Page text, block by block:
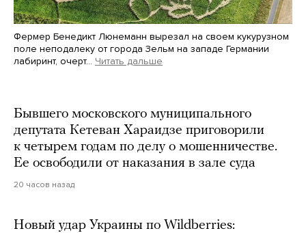
Фермер Бенедикт Люнеманн вырезал на своем кукурузном
поле неподалеку от города Зельм на западе Германии
лабиринт, очерт… Читать дальше
Бывшего московского муниципального
депутата Кетеван Хараидзе приговорили
к четырем годам по делу о мошенничестве.
Ее освободили от наказания в зале суда
20 часов назад
Новый удар Украины по Wildberries: